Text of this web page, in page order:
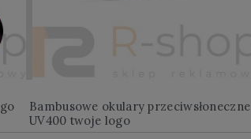
Bambusowe okulary przeciwsłoneczne
UV400 twoje logo